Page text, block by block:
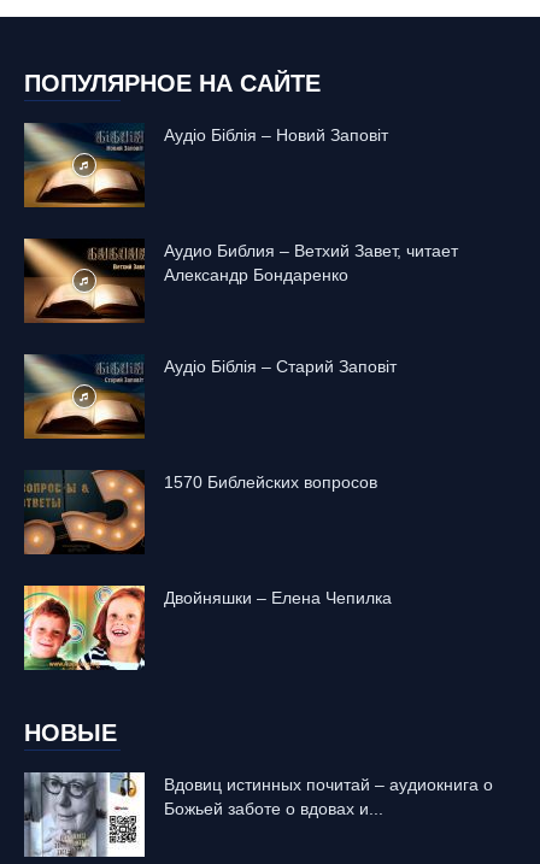
ПОПУЛЯРНОЕ НА САЙТЕ
Аудіо Біблія – Новий Заповіт
Аудио Библия – Ветхий Завет, читает
Александр Бондаренко
Аудіо Біблія – Старий Заповіт
1570 Библейских вопросов
Двойняшки – Елена Чепилка
НОВЫЕ
Вдовиц истинных почитай – аудиокнига о
Божьей заботе о вдовах и...